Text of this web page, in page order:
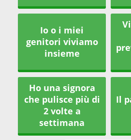
Io o i miei
genitori viviamo
insieme
Ho una signora
che pulisce più di
2 volte a
settimana
Il